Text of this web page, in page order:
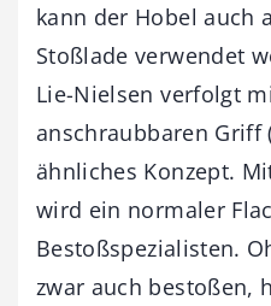
kann der Hobel auch
Stoßlade verwendet
Lie-Nielsen verfolgt
anschraubbaren Griff
ähnliches Konzept.
wird ein normaler
Bestoßspezialisten.
zwar auch bestoßen,